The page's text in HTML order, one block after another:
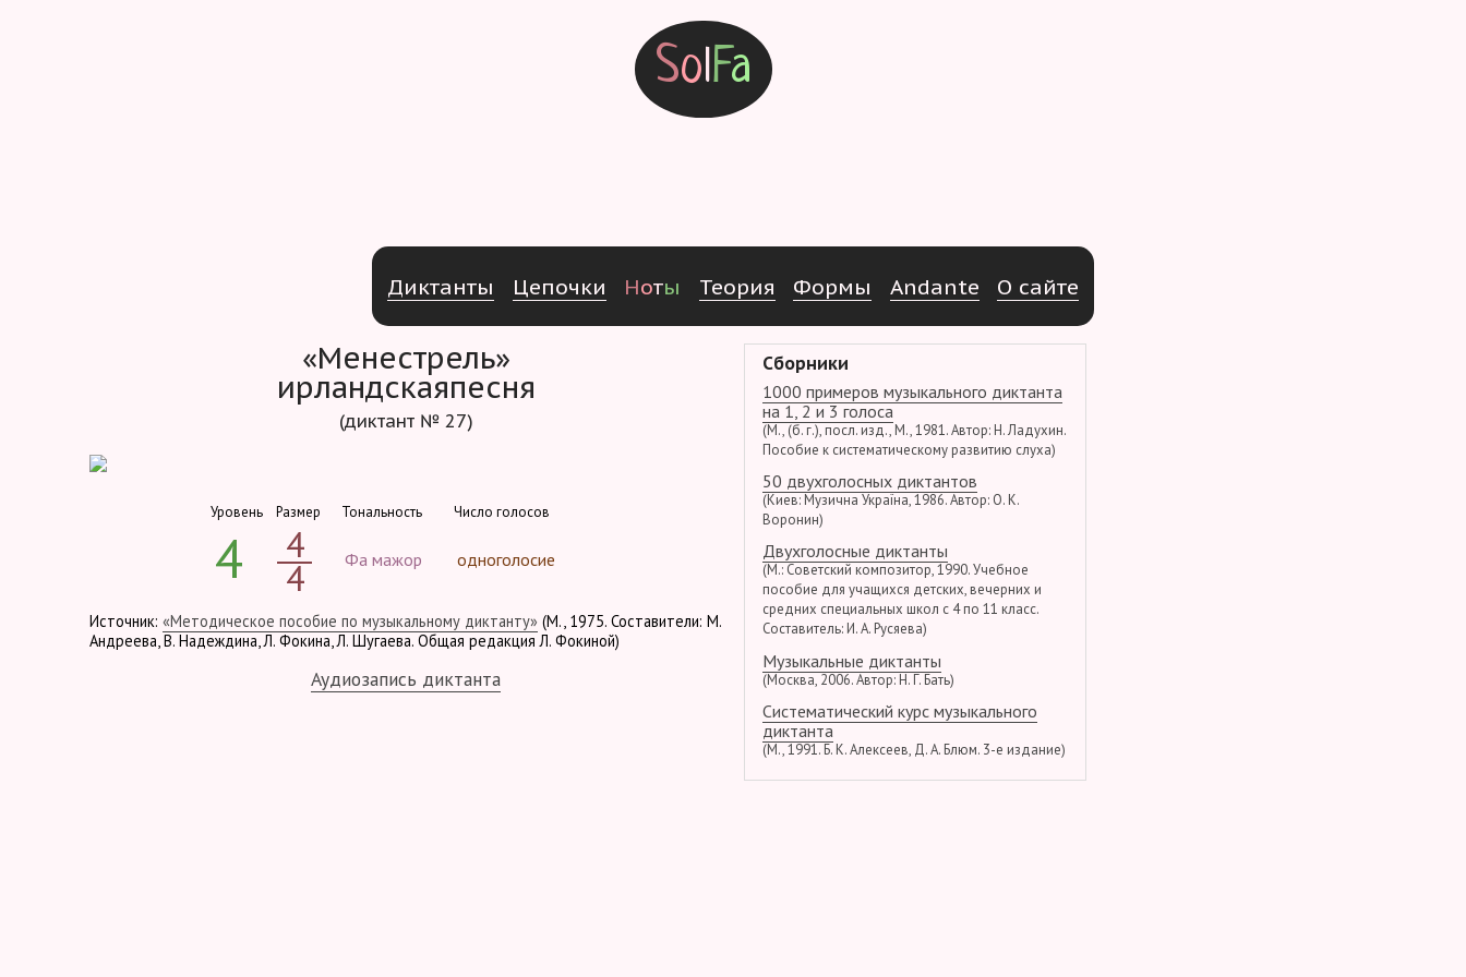
SolFa
Диктанты Цепочки Ноты Теория Формы Andante О сайте
«Менестрель»
ирландскаяпесня
(диктант № 27)
Уровень
4
Размер
4
4
Тональность
Фа мажор
Число голосов
одноголосие
Источник: «Методическое пособие по музыкальному диктанту» (М., 1975. Составители: М.
Андреева, В. Надеждина, Л. Фокина, Л. Шугаева. Общая редакция Л. Фокиной)
Аудиозапись диктанта
Сборники
1000 примеров музыкального диктанта
на 1, 2 и 3 голоса
(М., (б. г.), посл. изд., М., 1981. Автор: Н. Ладухин.
Пособие к систематическому развитию слуха)
50 двухголосных диктантов
(Киев: Музична Україна, 1986. Автор: О. К.
Воронин)
Двухголосные диктанты
(М.: Советский композитор, 1990. Учебное
пособие для учащихся детских, вечерних и
средних специальных школ с 4 по 11 класс.
Составитель: И. А. Русяева)
Музыкальные диктанты
(Москва, 2006. Автор: Н. Г. Бать)
Систематический курс музыкального
диктанта
(М., 1991. Б. К. Алексеев, Д. А. Блюм. 3-е издание)